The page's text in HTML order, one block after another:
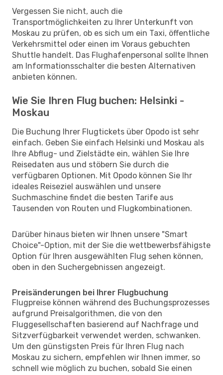
Vergessen Sie nicht, auch die
Transportmöglichkeiten zu Ihrer Unterkunft von
Moskau zu prüfen, ob es sich um ein Taxi, öffentliche
Verkehrsmittel oder einen im Voraus gebuchten
Shuttle handelt. Das Flughafenpersonal sollte Ihnen
am Informationsschalter die besten Alternativen
anbieten können.
Wie Sie Ihren Flug buchen: Helsinki -
Moskau
Die Buchung Ihrer Flugtickets über Opodo ist sehr
einfach. Geben Sie einfach Helsinki und Moskau als
Ihre Abflug- und Zielstädte ein, wählen Sie Ihre
Reisedaten aus und stöbern Sie durch die
verfügbaren Optionen. Mit Opodo können Sie Ihr
ideales Reiseziel auswählen und unsere
Suchmaschine findet die besten Tarife aus
Tausenden von Routen und Flugkombinationen.
Darüber hinaus bieten wir Ihnen unsere "Smart
Choice"-Option, mit der Sie die wettbewerbsfähigste
Option für Ihren ausgewählten Flug sehen können,
oben in den Suchergebnissen angezeigt.
Preisänderungen bei Ihrer Flugbuchung
Flugpreise können während des Buchungsprozesses
aufgrund Preisalgorithmen, die von den
Fluggesellschaften basierend auf Nachfrage und
Sitzverfügbarkeit verwendet werden, schwanken.
Um den günstigsten Preis für Ihren Flug nach
Moskau zu sichern, empfehlen wir Ihnen immer, so
schnell wie möglich zu buchen, sobald Sie einen